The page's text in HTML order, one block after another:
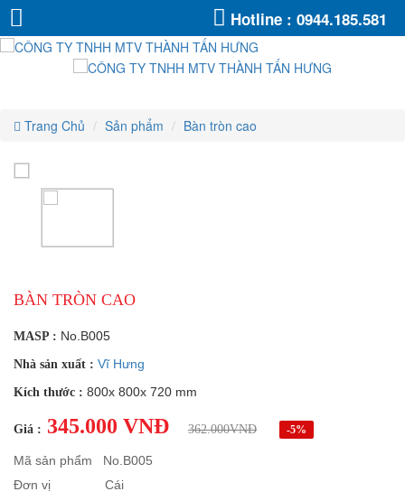
Bàn
tròn
Bàn
tròn
Bàn
tròn
cao
Bàn
tròn
cao
Bàn
cao
Bàn
cao Hotline : 0944.185.581
Trang Chủ Sản phẩm Bàn tròn cao
BÀN TRÒN CAO
MASP : No.B005
Nhà sản xuất : Vĩ Hưng
Kích thước : 800x 800x 720 mm
Giá : 345.000 VNĐ 362.000VNĐ -5%
Mã sản phẩm No.B005
Đơn vị Cái